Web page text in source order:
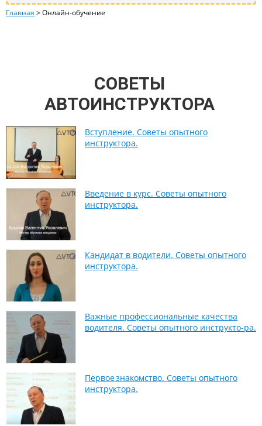
Главная >Онлайн-обучение
СОВЕТЫ
АВТОИНСТРУКТОРА
Вступление. Советы опытного
инструктора.
Введение в курс. Советы опытного
инструктора.
Кандидат в водители. Советы опытного
инструктора.
Важные профессиональные качества
водителя. Советы опытного инструкто-ра.
Первое знакомство. Советы опытного
инструктора.